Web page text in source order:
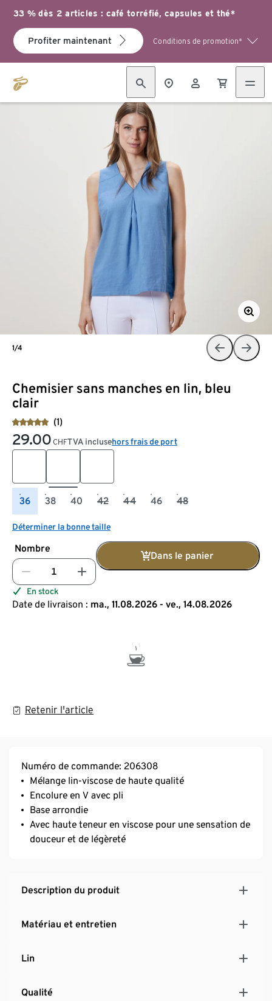
33 % dès 2 articles : café torréfié, capsules et thé*
Profiter maintenant Conditions de promotion*
Chemisier sans manches en lin, bleu
clair
(1)
29.00 CHFTVA inclusehors frais de port
36 38 40 42 44 46 48
Déterminer la bonne taille
Nombre
Dans le panier
En stock
Date de livraison : ma., 11.08.2026 - ve., 14.08.2026
Retenir l'article
1/4
Numéro de commande: 206308
Mélange lin-viscose de haute qualité
Encolure en V avec pli
Base arrondie
Avec haute teneur en viscose pour une sensation de
douceur et de légèreté
Description du produit
Matériau et entretien
Lin
Qualité